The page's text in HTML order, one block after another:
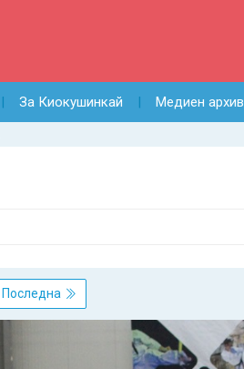
За Киокушинкай Медиен архив
Последна